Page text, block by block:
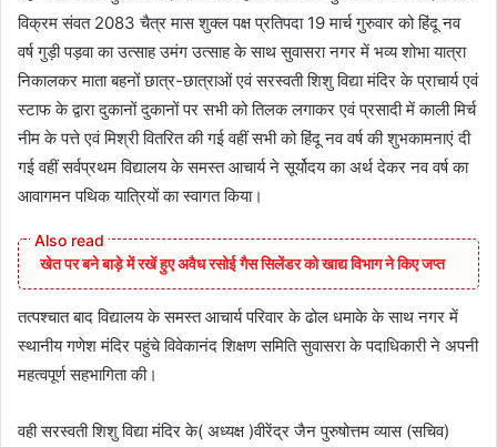
विक्रम संवत 2083 चैत्र मास शुक्ल पक्ष प्रतिपदा 19 मार्च गुरुवार को हिंदू नव
वर्ष गुड़ी पड़वा का उत्साह उमंग उत्साह के साथ सुवासरा नगर में भव्य शोभा यात्रा
निकालकर माता बहनों छात्र-छात्राओं एवं सरस्वती शिशु विद्या मंदिर के प्राचार्य एवं
स्टाफ के द्वारा दुकानों दुकानों पर सभी को तिलक लगाकर एवं प्रसादी में काली मिर्च
नीम के पत्ते एवं मिश्री वितरित की गई वहीं सभी को हिंदू नव वर्ष की शुभकामनाएं दी
गई वहीं सर्वप्रथम विद्यालय के समस्त आचार्य ने सूर्योदय का अर्थ देकर नव वर्ष का
आवागमन पथिक यात्रियों का स्वागत किया।
खेत पर बने बाड़े में रखें हुए अवैध रसोई गैस सिलेंडर को खाद्य विभाग ने किए जप्त
तत्पश्चात बाद विद्यालय के समस्त आचार्य परिवार के ढोल धमाके के साथ नगर में
स्थानीय गणेश मंदिर पहुंचे विवेकानंद शिक्षण समिति सुवासरा के पदाधिकारी ने अपनी
महत्वपूर्ण सहभागिता की।
वही सरस्वती शिशु विद्या मंदिर के( अध्यक्ष )वीरेंद्र जैन पुरुषोत्तम व्यास (सचिव)